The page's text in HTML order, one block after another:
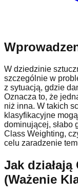
W dziedzinie
szczególnie w
z sytuacją, gdzie
Oznacza to, że
niż inna. W takich
klasyfikacyjne
dominującej, słabo
Class Weighting,
celu zaradzenie
Jak
(Ważenie